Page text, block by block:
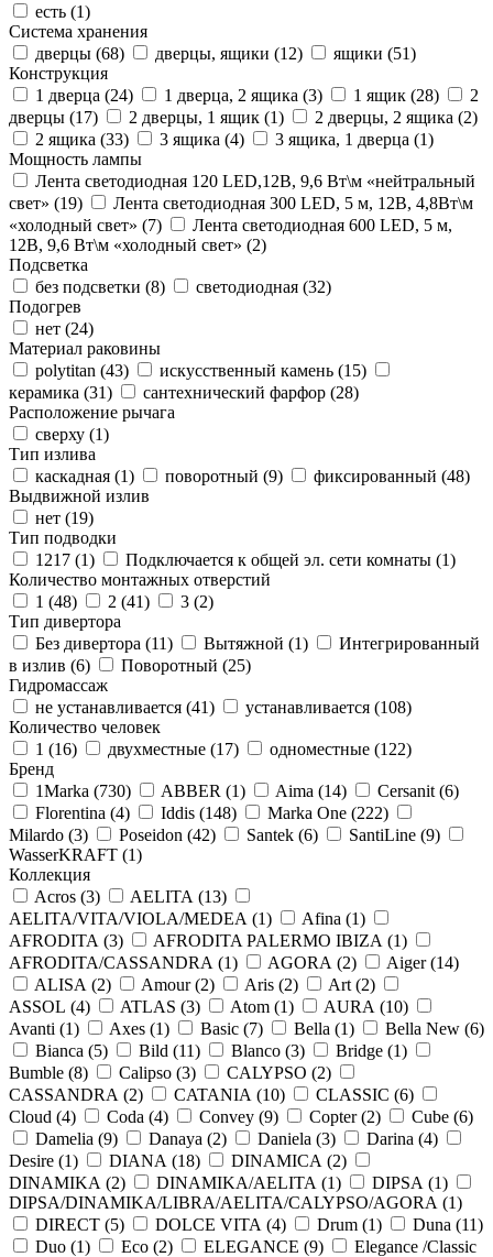
есть (1)
Система хранения
дверцы (68) дверцы, ящики (12) ящики (51)
Конструкция
1 дверца (24) 1 дверца, 2 ящика (3) 1 ящик (28)
2
дверцы (17) 2 дверцы, 1 ящик (1) 2 дверцы, 2 ящика (2)
2 ящика (33) 3 ящика (4) 3 ящика, 1 дверца (1)
Мощность лампы
Лента светодиодная 120 LED,12В, 9,6 Вт\м «нейтральный
свет» (19)
Лента светодиодная 300 LED, 5 м, 12В, 4,8Вт\м
«холодный свет» (7)
Лента светодиодная 600 LED, 5 м,
12В, 9,6 Вт\м «холодный свет» (2)
Подсветка
без подсветки (8) светодиодная (32)
Подогрев
нет (24)
Материал раковины
polytitan (43) искусственный камень (15)
керамика (31) сантехнический фарфор (28)
Расположение рычага
сверху (1)
Тип излива
каскадная (1) поворотный (9) фиксированный (48)
Выдвижной излив
нет (19)
Тип подводки
1217 (1) Подключается к общей эл. сети комнаты (1)
Количество монтажных отверстий
1 (48) 2 (41) 3 (2)
Тип дивертора
Без дивертора (11) Вытяжной (1)
Интегрированный
в излив (6) Поворотный (25)
Гидромассаж
не устанавливается (41) устанавливается (108)
Количество человек
1 (16) двухместные (17) одноместные (122)
Бренд
1Marka (730) ABBER (1) Aima (14) Cersanit (6)
Florentina (4) Iddis (148) Marka One (222)
Milardo (3) Poseidon (42) Santek (6) SantiLine (9)
WasserKRAFT (1)
Коллекция
Acros (3) AELITA (13)
AELITA/VITA/VIOLA/MEDEA (1) Afina (1)
AFRODITA (3) AFRODITA PALERMO IBIZA (1)
AFRODITA/CASSANDRA (1) AGORA (2) Aiger (14)
ALISA (2) Amour (2) Aris (2) Art (2)
ASSOL (4) ATLAS (3) Atom (1) AURA (10)
Avanti (1) Axes (1) Basic (7) Bella (1) Bella New (6)
Bianca (5) Bild (11) Blanco (3) Bridge (1)
Bumble (8) Calipso (3) CALYPSO (2)
CASSANDRA (2) CATANIA (10) CLASSIC (6)
Cloud (4) Coda (4) Convey (9) Copter (2) Cube (6)
Damelia (9) Danaya (2) Daniela (3) Darina (4)
Desire (1) DIANA (18) DINAMICA (2)
DINAMIKA (2) DINAMIKA/AELITA (1) DIPSA (1)
DIPSA/DINAMIKA/LIBRA/AELITA/CALYPSO/AGORA (1)
DIRECT (5) DOLCE VITA (4) Drum (1) Duna (11)
Duo (1) Eco (2) ELEGANCE (9)
Elegance /Classic